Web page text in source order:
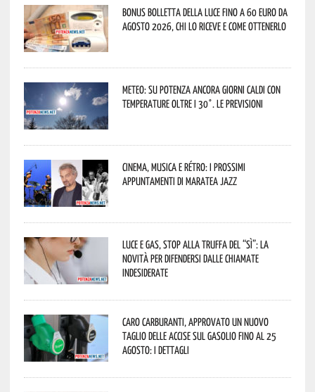
Bonus bolletta della luce fino a 60 euro da
agosto 2026, chi lo riceve e come ottenerlo
Meteo: su Potenza ancora giorni caldi con
temperature oltre i 30°. Le previsioni
Cinema, musica e rétro: i prossimi
appuntamenti di Maratea Jazz
Luce e gas, stop alla truffa del “Sì”: la
novità per difendersi dalle chiamate
indesiderate
Caro carburanti, approvato un nuovo
taglio delle accise sul gasolio fino al 25
agosto: i dettagli